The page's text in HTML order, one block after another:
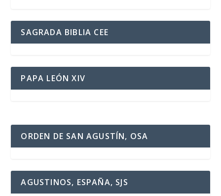
SAGRADA BIBLIA CEE
PAPA LEÓN XIV
ORDEN DE SAN AGUSTÍN, OSA
AGUSTINOS, ESPAÑA, SJS